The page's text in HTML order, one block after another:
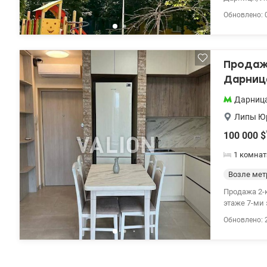
аптеки и
Обновлено:
Липы
100 000 $
1
Возле
Продажа 2-к
этаже 7-ми
Обновлено: